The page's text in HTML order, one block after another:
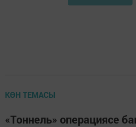
КӨН ТЕМАСЫ
«Тоннель» операциясе